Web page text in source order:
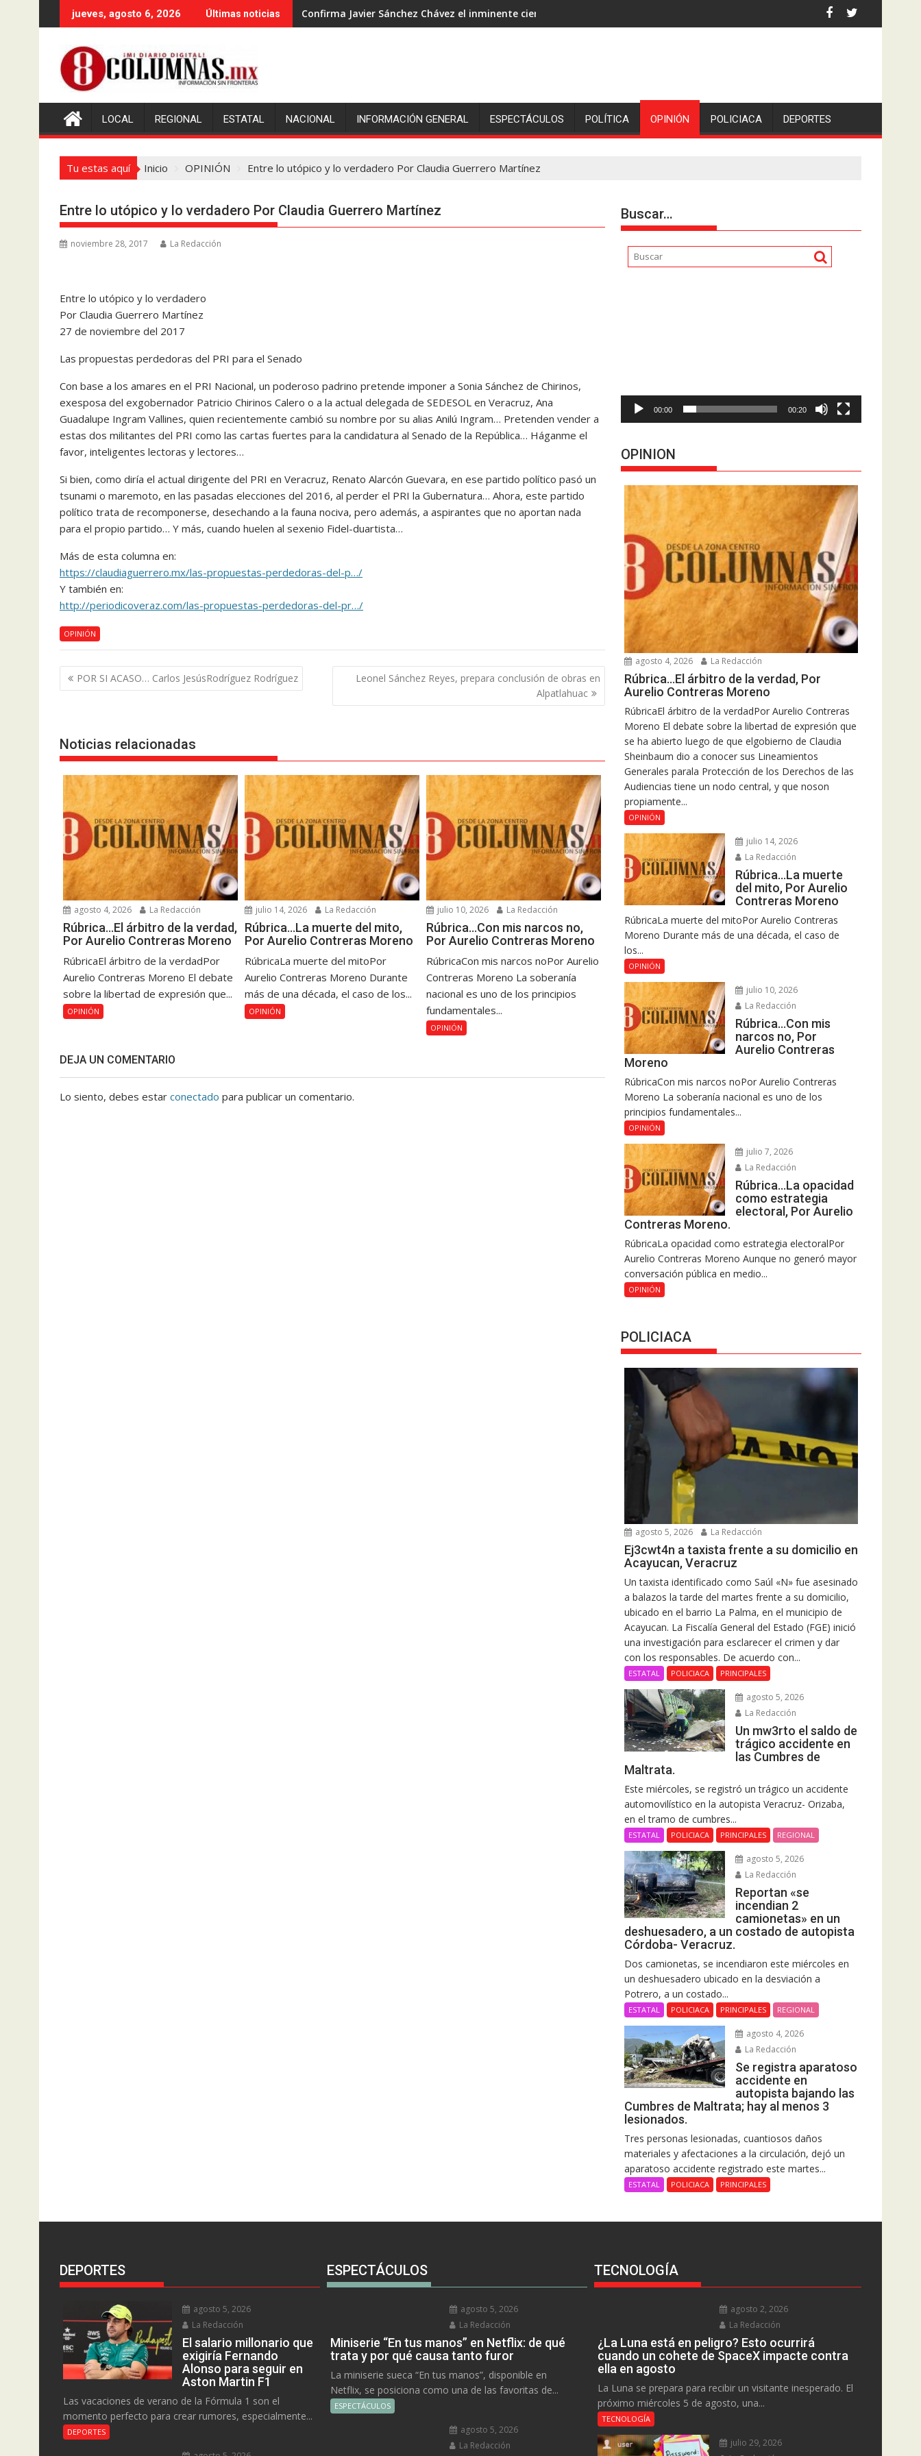
al
jueves, agosto 6, 2026 Últimas noticias Confirma Javier Sánchez Chávez el inminente cierre de ingenió San Pedro en Lerdo de Tejada, Veracruz.
LOCAL REGIONAL ESTATAL NACIONAL INFORMACIÓN GENERAL ESPECTÁCULOS POLÍTICA OPINIÓN POLICIACA DEPORTES
Tu estas aquí Inicio OPINIÓN Entre lo utópico y lo verdadero Por Claudia Guerrero Martínez
Entre lo utópico y lo verdadero Por Claudia Guerrero Martínez
noviembre 28, 2017 La Redacción
Entre lo utópico y lo verdadero
Por Claudia Guerrero Martínez
27 de noviembre del 2017
Las propuestas perdedoras del PRI para el Senado
Con base a los amares en el PRI Nacional, un poderoso padrino pretende imponer a Sonia Sánchez de Chirinos,
exesposa del exgobernador Patricio Chirinos Calero o a la actual delegada de SEDESOL en Veracruz, Ana
Guadalupe Ingram Vallines, quien recientemente cambió su nombre por su alias Anilú Ingram… Pretenden vender a
estas dos militantes del PRI como las cartas fuertes para la candidatura al Senado de la República… Háganme el
favor, inteligentes lectoras y lectores…
Si bien, como diría el actual dirigente del PRI en Veracruz, Renato Alarcón Guevara, en ese partido político pasó un
tsunami o maremoto, en las pasadas elecciones del 2016, al perder el PRI la Gubernatura… Ahora, este partido
político trata de recomponerse, desechando a la fauna nociva, pero además, a aspirantes que no aportan nada
para el propio partido… Y más, cuando huelen al sexenio Fidel-duartista…
Más de esta columna en:
https://claudiaguerrero.mx/las-propuestas-perdedoras-del-p…/
Y también en:
http://periodicoveraz.com/las-propuestas-perdedoras-del-pr…/
OPINIÓN
Navegación
de
POR SI ACASO… Carlos JesúsRodríguez Rodríguez
Leonel Sánchez Reyes, prepara conclusión de obras en
Alpatlahuac
Noticias relacionadas
agosto 4, 2026 La Redacción
Rúbrica…El árbitro de la verdad,
Por Aurelio Contreras Moreno
RúbricaEl árbitro de la verdadPor
Aurelio Contreras Moreno El debate
sobre la libertad de expresión que...
OPINIÓN
julio 14, 2026 La Redacción
Rúbrica…La muerte del mito,
Por Aurelio Contreras Moreno
RúbricaLa muerte del mitoPor
Aurelio Contreras Moreno Durante
más de una década, el caso de los...
OPINIÓN
julio 10, 2026 La Redacción
Rúbrica…Con mis narcos no,
Por Aurelio Contreras Moreno
RúbricaCon mis narcos noPor Aurelio
Contreras Moreno La soberanía
nacional es uno de los principios
fundamentales...
OPINIÓN
DEJA UN COMENTARIO
Lo siento, debes estar conectado para publicar un comentario.
Buscar…
00:00 00:20
OPINION
agosto 4, 2026 La Redacción
Rúbrica…El árbitro de la verdad, Por
Aurelio Contreras Moreno
RúbricaEl árbitro de la verdadPor Aurelio Contreras
Moreno El debate sobre la libertad de expresión que
se ha abierto luego de que elgobierno de Claudia
Sheinbaum dio a conocer sus Lineamientos
Generales parala Protección de los Derechos de las
Audiencias tiene un nodo central, y que noson
propiamente...
OPINIÓN
julio 14, 2026
La Redacción
Rúbrica…La muerte
del mito, Por Aurelio
Contreras Moreno
RúbricaLa muerte del mitoPor Aurelio Contreras
Moreno Durante más de una década, el caso de
los...
OPINIÓN
julio 10, 2026
La Redacción
Rúbrica…Con mis
narcos no, Por
Aurelio Contreras
Moreno
RúbricaCon mis narcos noPor Aurelio Contreras
Moreno La soberanía nacional es uno de los
principios fundamentales...
OPINIÓN
julio 7, 2026
La Redacción
Rúbrica…La opacidad
como estrategia
electoral, Por Aurelio
Contreras Moreno.
RúbricaLa opacidad como estrategia electoralPor
Aurelio Contreras Moreno Aunque no generó mayor
conversación pública en medio...
OPINIÓN
POLICIACA
agosto 5, 2026 La Redacción
Ej3cwt4n a taxista frente a su domicilio en
Acayucan, Veracruz
Un taxista identificado como Saúl «N» fue asesinado
a balazos la tarde del martes frente a su domicilio,
ubicado en el barrio La Palma, en el municipio de
Acayucan. La Fiscalía General del Estado (FGE) inició
una investigación para esclarecer el crimen y dar
con los responsables. De acuerdo con...
ESTATAL POLICIACA PRINCIPALES
agosto 5, 2026
La Redacción
Un mw3rto el saldo de
trágico accidente en
las Cumbres de
Maltrata.
Este miércoles, se registró un trágico un accidente
automovilístico en la autopista Veracruz- Orizaba,
en el tramo de cumbres...
ESTATAL POLICIACA PRINCIPALES REGIONAL
agosto 5, 2026
La Redacción
Reportan «se
incendian 2
camionetas» en un
deshuesadero, a un costado de autopista
Córdoba- Veracruz.
Dos camionetas, se incendiaron este miércoles en
un deshuesadero ubicado en la desviación a
Potrero, a un costado...
ESTATAL POLICIACA PRINCIPALES REGIONAL
agosto 4, 2026
La Redacción
Se registra aparatoso
accidente en
autopista bajando las
Cumbres de Maltrata; hay al menos 3
lesionados.
Tres personas lesionadas, cuantiosos daños
materiales y afectaciones a la circulación, dejó un
aparatoso accidente registrado este martes...
ESTATAL POLICIACA PRINCIPALES
DEPORTES
agosto 5, 2026
La Redacción
El salario millonario que
exigiría Fernando
Alonso para seguir en
Aston Martin F1
Las vacaciones de verano de la Fórmula 1 son el
momento perfecto para crear rumores, especialmente...
DEPORTES
ESPECTÁCULOS
agosto 5, 2026
La Redacción
Miniserie “En tus manos” en Netflix: de qué
trata y por qué causa tanto furor
La miniserie sueca “En tus manos”, disponible en
Netflix, se posiciona como una de las favoritas de...
ESPECTÁCULOS
agosto 5, 2026
La Redacción
TECNOLOGÍA
agosto 2, 2026
La Redacción
¿La Luna está en peligro? Esto ocurrirá
cuando un cohete de SpaceX impacte contra
ella en agosto
La Luna se prepara para recibir un visitante inesperado. El
próximo miércoles 5 de agosto, una...
TECNOLOGÍA
julio 29, 2026